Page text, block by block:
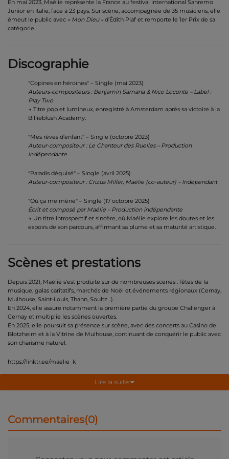
En mai 2023, Maélie représente la France au festival international Sanremo
Junior en Italie, face à 23 pays. Sur scène, accompagnée de 35 musiciens, elle
émeut le public avec « Mon Dieu » d’Édith Piaf et remporte le 1er Prix de sa
catégorie.
Discographie
"Copines en héroïnes" – Single (mai 2023)
Auteurs-compositeurs : Benjamin Samana & Nico Loconte – Label :
Play Two
→ Titre pop et lumineux, enregistré à Amsterdam après sa victoire à la
Billieblush Academy.
"Mes rêves d’enfant" – Single (octobre 2023)
Auteur-compositeur : Le Chanteur des Ruelles – Production
indépendante
"Paradis déguisé" – Single (avril 2025)
Auteur-compositeur : Crizus Miller, Maélie (co-auteur) – Indépendant
"Où ça me mène" – Single (17 octobre 2025)
Écrit et composé par Maélie – Production indépendante
→ Un titre introspectif et sincère, où Maélie explore les doutes et les
espoirs de son parcours, affirmant sa plume et sa maturité artistique.
Scènes et prestations
Depuis 2021, Maélie s’est produite sur de nombreuses scènes : fêtes de la
musique, galas caritatifs, marchés de Noël et événements régionaux (Cernay,
Mulhouse, Saint-Louis, Thann, Soultz…).
En 2024, elle assure notamment la première partie du groupe Challenger à
Cernay et multiplie les scènes ouvertes.
En 2025, elle poursuit sa présence sur scène, avec des concerts au Casino de
Blotzheim et à la Vitrine de Mulhouse, continuant de conquérir le public avec
son charisme naturel.
https://linktr.ee/maelie_k
Lire la suite
Commentaires(0)